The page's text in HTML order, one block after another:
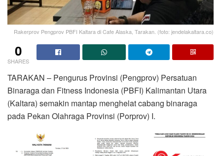
Rakerprov Pengprov PBFI Kaltara di Cafe Alaska, Tarakan. (foto: jendelakaltara.co)
0
SHARES
TARAKAN – Pengurus Provinsi (Pengprov) Persatuan
Binaraga dan Fitness Indonesia (PBFI) Kalimantan Utara
(Kaltara) semakin mantap menghelat cabang binaraga
pada Pekan Olahraga Provinsi (Porprov) I.